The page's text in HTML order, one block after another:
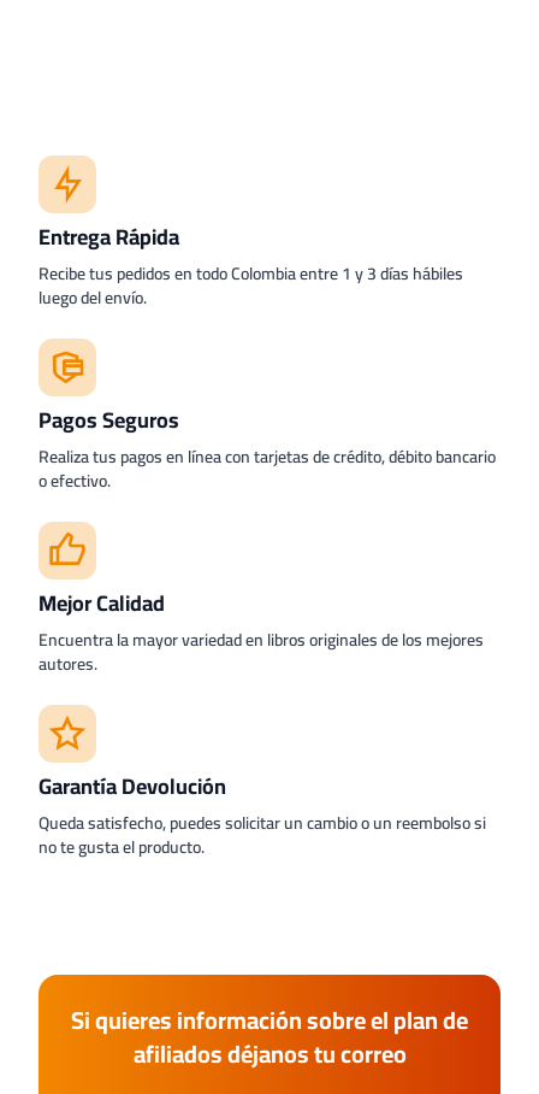
Entrega Rápida
Recibe tus pedidos en todo Colombia entre 1 y 3 días hábiles
luego del envío.
Pagos Seguros
Realiza tus pagos en línea con tarjetas de crédito, débito bancario
o efectivo.
Mejor Calidad
Encuentra la mayor variedad en libros originales de los mejores
autores.
Garantía Devolución
Queda satisfecho, puedes solicitar un cambio o un reembolso si
no te gusta el producto.
Si quieres información sobre el plan de
afiliados déjanos tu correo